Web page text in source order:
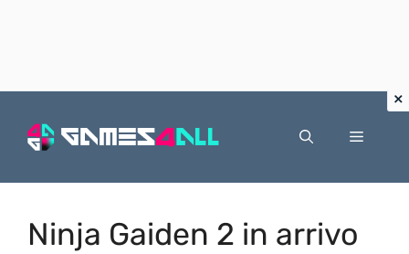
Menu
Ninja Gaiden 2 in arrivo